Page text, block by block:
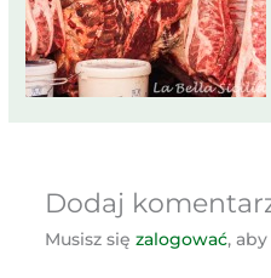
Dodaj
Musisz się zalogować,